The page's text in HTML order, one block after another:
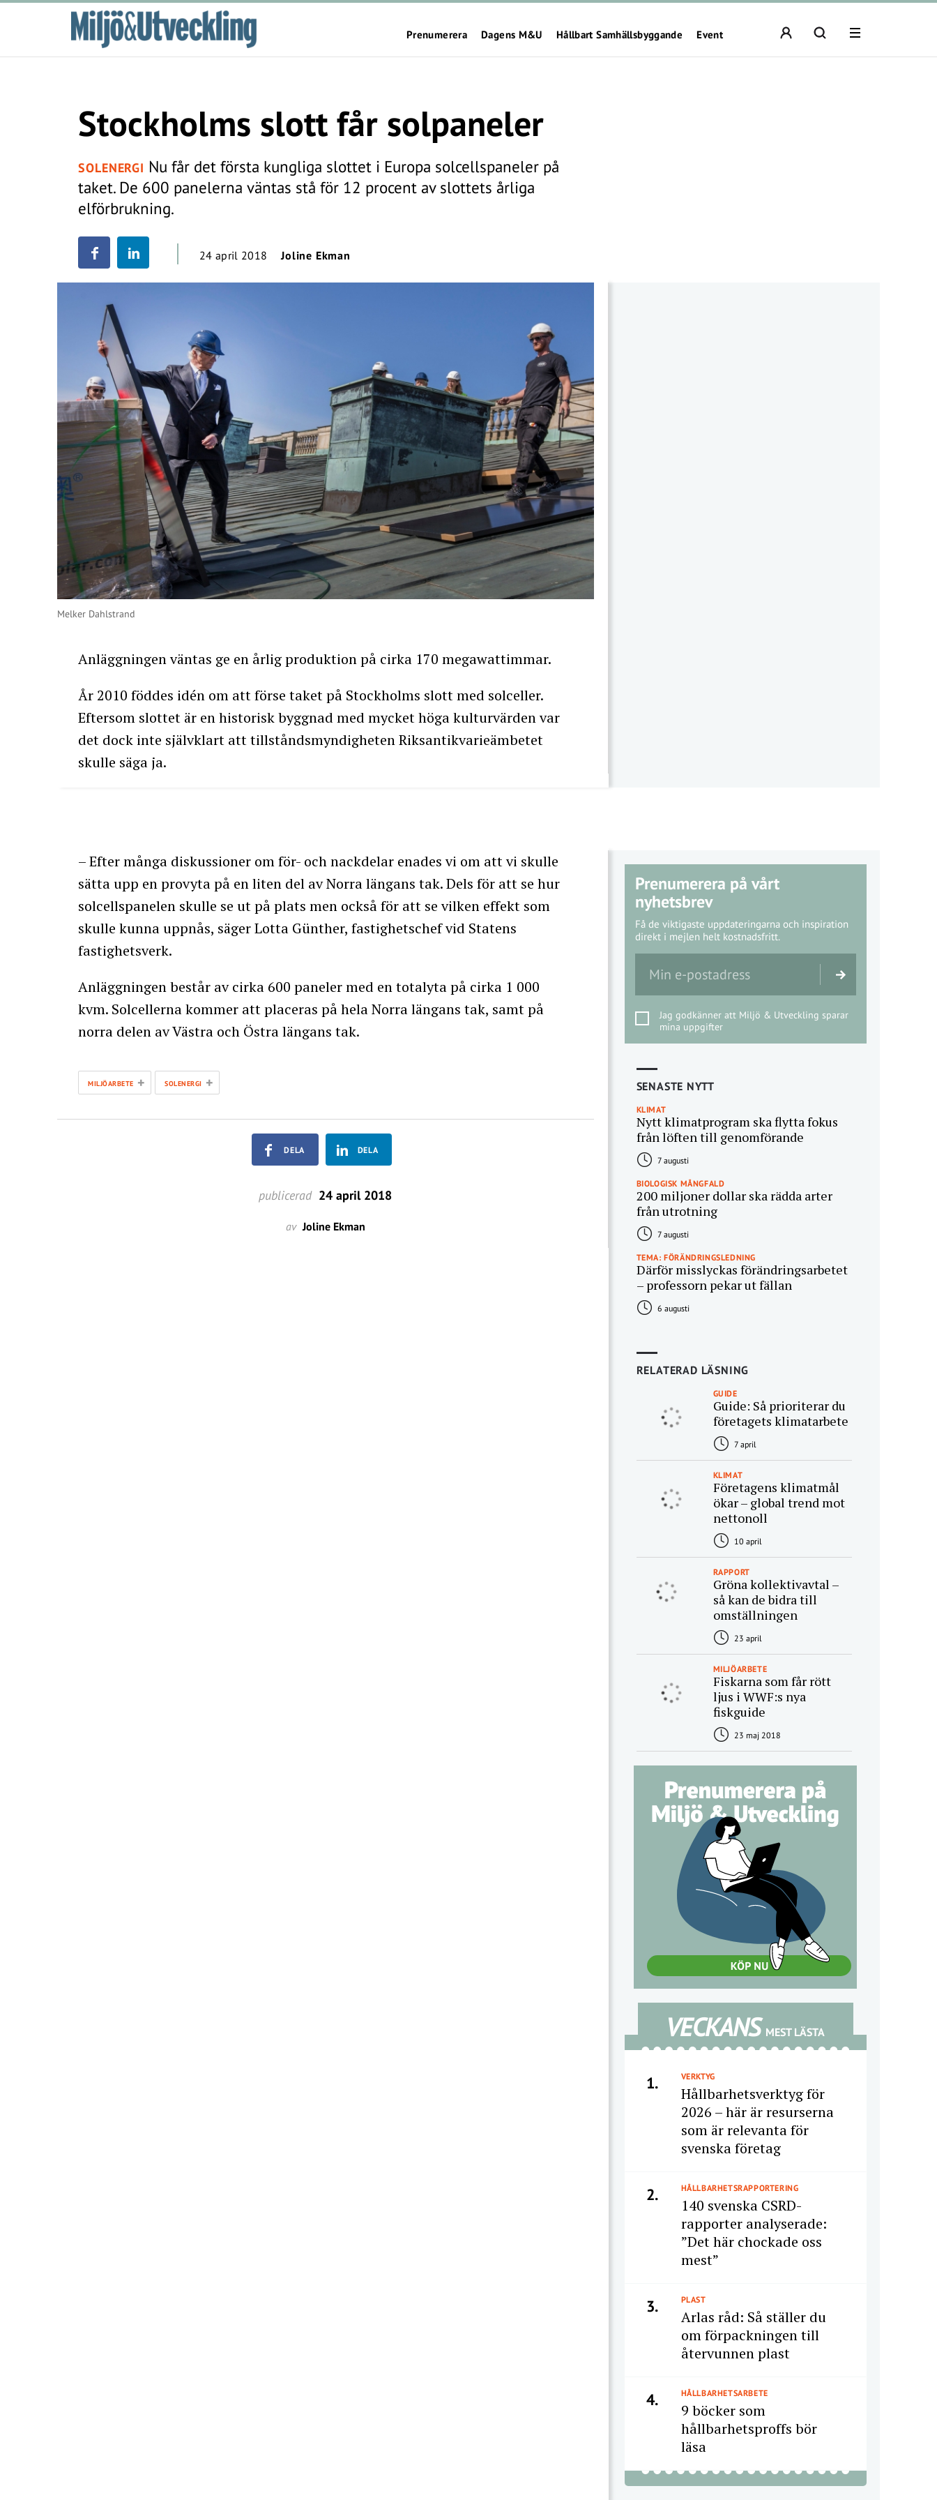
Prenumerera Dagens M&U Hållbart Samhällsbyggande Event
Stockholms slott får solpaneler
SOLENERGI Nu får det första kungliga slottet i Europa solcellspaneler på
taket. De 600 panelerna väntas stå för 12 procent av slottets årliga
elförbrukning.
24 april 2018 Joline Ekman
Melker Dahlstrand
Anläggningen väntas ge en årlig produktion på cirka 170 megawattimmar.
År 2010 föddes idén om att förse taket på Stockholms slott med solceller.
Eftersom slottet är en historisk byggnad med mycket höga kulturvärden var
det dock inte självklart att tillståndsmyndigheten Riksantikvarieämbetet
skulle säga ja.
– Efter många diskussioner om för- och nackdelar enades vi om att vi skulle
sätta upp en provyta på en liten del av Norra längans tak. Dels för att se hur
solcellspanelen skulle se ut på plats men också för att se vilken effekt som
skulle kunna uppnås, säger Lotta Günther, fastighetschef vid Statens
fastighetsverk.
Anläggningen består av cirka 600 paneler med en totalyta på cirka 1 000
kvm. Solcellerna kommer att placeras på hela Norra längans tak, samt på
norra delen av Västra och Östra längans tak.
MILJÖARBETE + SOLENERGI +
DELA DELA
publicerad 24 april 2018
av Joline Ekman
Prenumerera på vårt
nyhetsbrev
Få de viktigaste uppdateringarna och inspiration
direkt i mejlen helt kostnadsfritt.
Jag godkänner att Miljö & Utveckling sparar
mina uppgifter
SENASTE NYTT
KLIMAT
Nytt klimatprogram ska flytta fokus
från löften till genomförande
7 augusti
BIOLOGISK MÅNGFALD
200 miljoner dollar ska rädda arter
från utrotning
7 augusti
TEMA: FÖRÄNDRINGSLEDNING
Därför misslyckas förändringsarbetet
– professorn pekar ut fällan
6 augusti
RELATERAD LÄSNING
GUIDE
Guide: Så prioriterar du
företagets klimatarbete
7 april
KLIMAT
Företagens klimatmål
ökar – global trend mot
nettonoll
10 april
RAPPORT
Gröna kollektivavtal –
så kan de bidra till
omställningen
23 april
MILJÖARBETE
Fiskarna som får rött
ljus i WWF:s nya
fiskguide
23 maj 2018
VECKANS MEST LÄSTA
1. VERKTYG
Hållbarhetsverktyg för
2026 – här är resurserna
som är relevanta för
svenska företag
2. HÅLLBARHETSRAPPORTERING
140 svenska CSRD-
rapporter analyserade:
”Det här chockade oss
mest”
3. PLAST
Arlas råd: Så ställer du
om förpackningen till
återvunnen plast
4. HÅLLBARHETSARBETE
9 böcker som
hållbarhetsproffs bör
läsa